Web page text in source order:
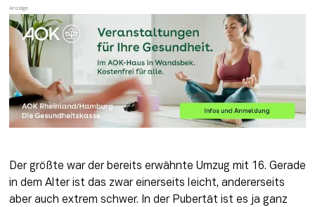
Der größte war der bereits erwähnte Umzug mit 16. Gerade
in dem Alter ist das zwar einerseits leicht, andererseits
aber auch extrem schwer. In der Pubertät ist es ja ganz